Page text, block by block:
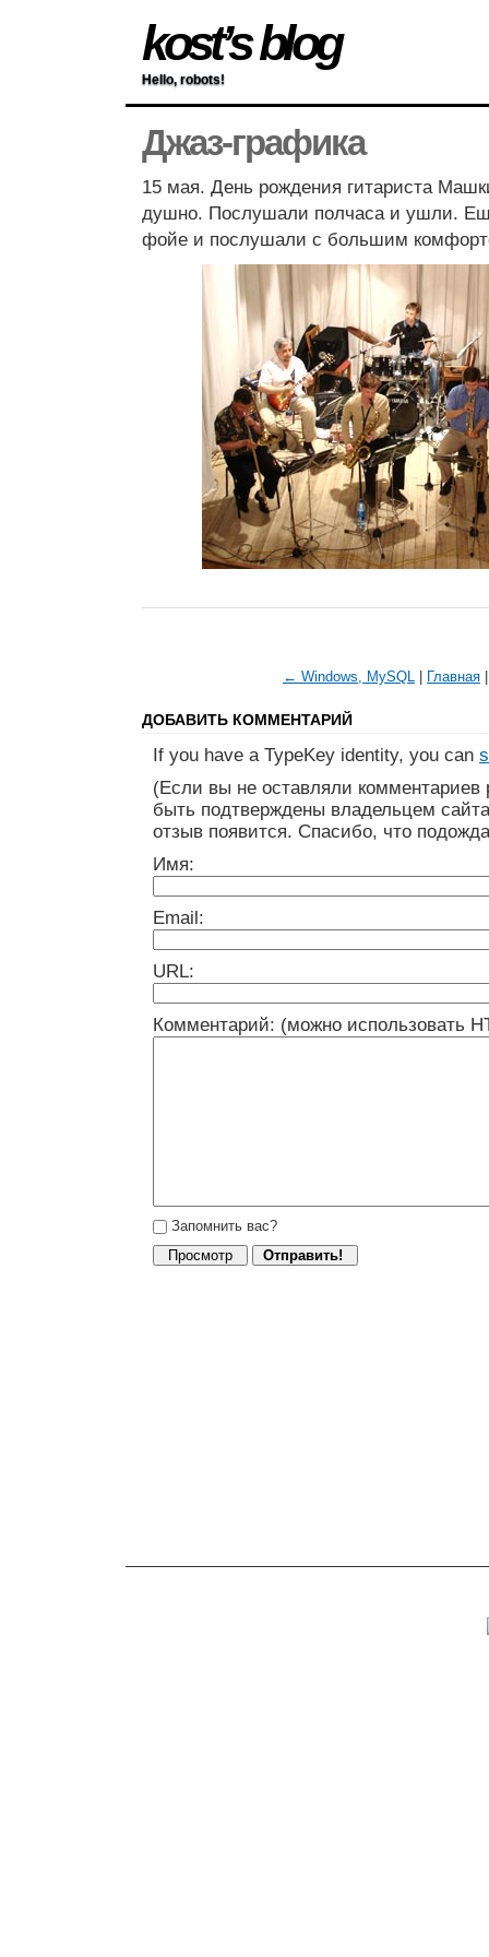
kost’s blog
Hello, robots!
Джаз-графика
15 мая. День рождения гитариста
душно. Послушали полчаса и ушли.
фойе и послушали с большим
← Windows, MySQL Главная
ДОБАВИТЬ КОММЕНТАРИЙ
If you have a TypeKey identity, you can
(Если вы не оставляли
быть подтверждены владельцем
отзыв появится. Спасибо, что
Имя:
Email:
URL:
Комментарий: (можно использовать
Запомнить вас?